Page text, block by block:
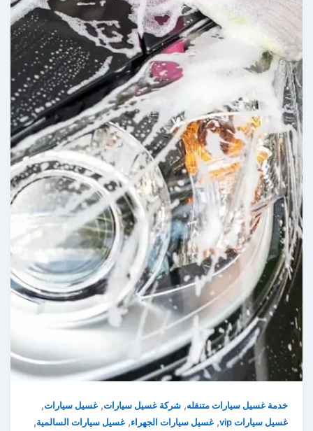
خدمة غسيل سيارات متنقله,شركة غسيل سيارات,غسيل سيارات,
غسيل سيارات vip ,غسيل سيارات الجهراء,غسيل سيارات السالمية,